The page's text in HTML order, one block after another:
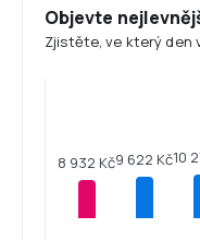
Objevte
Zjistěte, ve který den
8 932 Kč9 622 Kč10